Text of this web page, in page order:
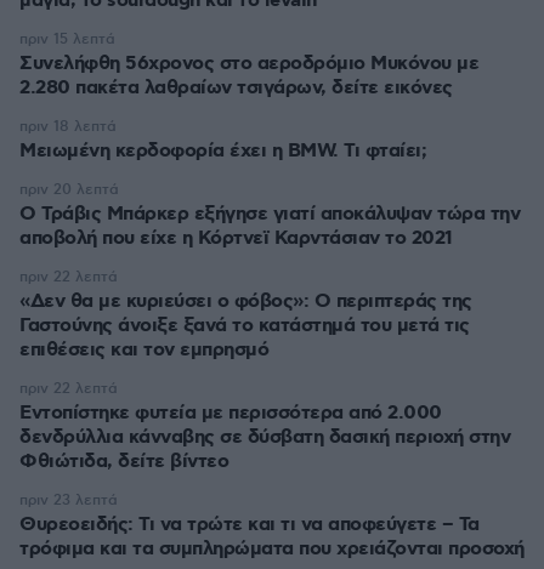
Συνελήφθη 56χρονος στο αεροδρόμιο Μυκόνου με
2.280 πακέτα λαθραίων τσιγάρων, δείτε εικόνες
πριν 15 λεπτά
Μειωμένη κερδοφορία έχει η BMW. Τι φταίει;
πριν 18 λεπτά
O Τράβις Μπάρκερ εξήγησε γιατί αποκάλυψαν τώρα την
αποβολή που είχε η Κόρτνεϊ Καρντάσιαν το 2021
πριν 20 λεπτά
«Δεν θα με κυριεύσει ο φόβος»: Ο περιπτεράς της
Γαστούνης άνοιξε ξανά το κατάστημά του μετά τις
επιθέσεις και τον εμπρησμό
πριν 22 λεπτά
Εντοπίστηκε φυτεία με περισσότερα από 2.000
δενδρύλλια κάνναβης σε δύσβατη δασική περιοχή στην
Φθιώτιδα, δείτε βίντεο
πριν 22 λεπτά
Θυρεοειδής: Τι να τρώτε και τι να αποφεύγετε – Τα
τρόφιμα και τα συμπληρώματα που χρειάζονται προσοχή
πριν 23 λεπτά